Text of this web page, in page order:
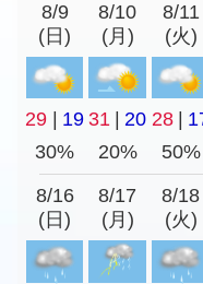
8/9
(日)
8/10
(月)
8/11
(火)
29 19 31 20 28
30%
20% 50%
8/16
(日)
8/17
(月)
8/18
(火)